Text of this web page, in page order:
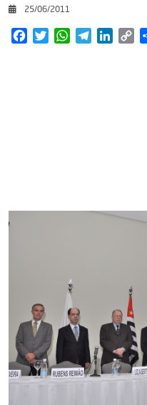
25/06/2011
FacebookTwitterWhatsAppTelegram